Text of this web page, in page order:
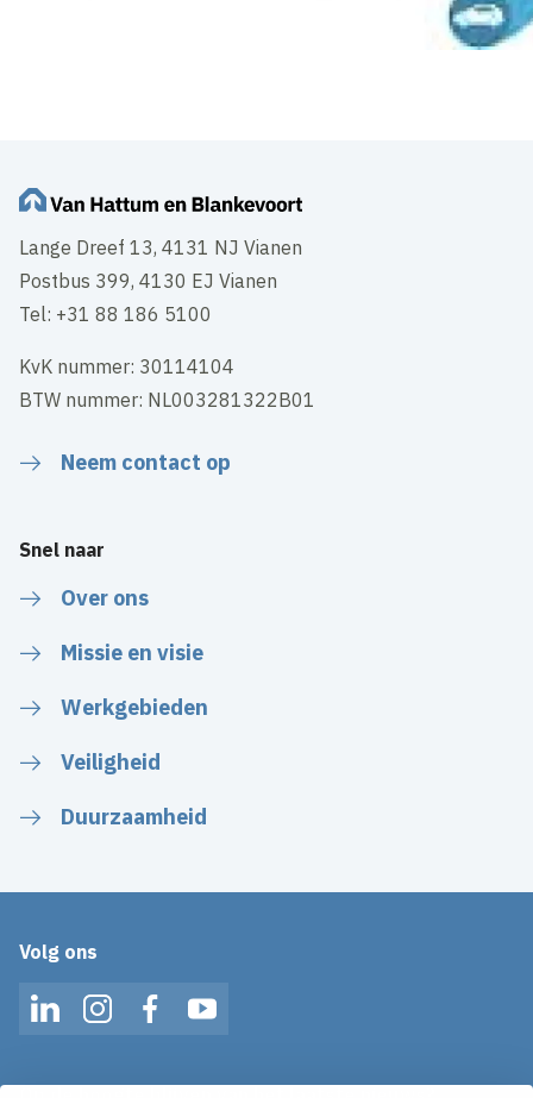
Lange Dreef 13, 4131 NJ Vianen
Postbus 399, 4130 EJ Vianen
Tel: +31 88 186 5100
KvK nummer: 30114104
BTW nummer: NL003281322B01
Neem contact op
Snel naar
Over ons
Missie en visie
Werkgebieden
Veiligheid
Duurzaamheid
Volg ons
LinkedInInstagramFacebookYouTube